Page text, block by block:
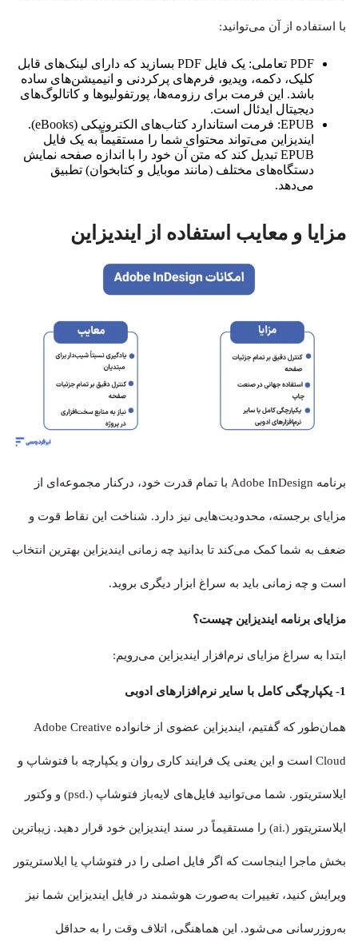
با استفاده از آن می‌توانید:
PDF تعاملی: یک فایل PDF بسازید که دارای لینک‌های قابل
کلیک، دکمه، ویدیو، فرم‌های پرکردنی و انیمیشن‌های ساده
باشد. این فرمت برای رزومه‌ها، پورتفولیوها و کاتالوگ‌های
دیجیتال ایدئال است.
EPUB: فرمت استاندارد کتاب‌های الکترونیکی (eBooks).
ایندیزاین می‌تواند محتوای شما را مستقیماً به یک فایل
EPUB تبدیل کند که متن آن خود را با اندازه صفحه نمایش
دستگاه‌های مختلف (مانند موبایل و کتابخوان) تطبیق
می‌دهد.
مزایا و معایب استفاده از ایندیزاین
برنامه Adobe InDesign با تمام قدرت خود، درکنار مجموعه‌ای از
مزایای برجسته، محدودیت‌هایی نیز دارد. شناخت این نقاط قوت و
ضعف به شما کمک می‌کند تا بدانید چه زمانی ایندیزاین بهترین انتخاب
است و چه زمانی باید به سراغ ابزار دیگری بروید.
مزایای برنامه ایندیزاین چیست؟
ابتدا به سراغ مزایای نرم‌افزار ایندیزاین می‌رویم:
1- یکپارچگی کامل با سایر نرم‌افزارهای ادوبی
همان‌طور که گفتیم، ایندیزاین عضوی از خانواده Adobe Creative
Cloud است و این یعنی یک فرایند کاری روان و یکپارچه با فتوشاپ و
ایلاستریتور. شما می‌توانید فایل‌های لایه‌باز فتوشاپ (.psd) و وکتور
ایلاستریتور (.ai) را مستقیماً در سند ایندیزاین خود قرار دهید. زیباترین
بخش ماجرا اینجاست که اگر فایل اصلی را در فتوشاپ یا ایلاستریتور
ویرایش کنید، تغییرات به‌صورت هوشمند در فایل ایندیزاین شما نیز
به‌روزرسانی می‌شود. این هماهنگی، اتلاف وقت را به حداقل